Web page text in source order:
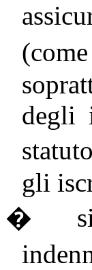
degli
gli
�